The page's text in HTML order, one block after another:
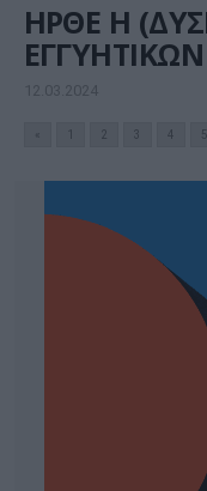
ΗΡΘΕ Η
12.03.2024
2 3 4 5